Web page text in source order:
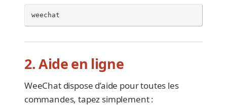
weechat
2. Aide en ligne
WeeChat dispose d’aide pour toutes les
commandes, tapez simplement :